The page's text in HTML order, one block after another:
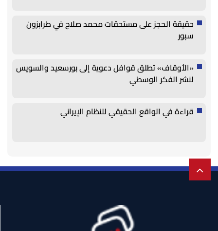
حقيقة الحجز على مستحقات محمد صلاح في طرابزون
سبور
«الأوقاف» تطلق قوافل دعوية إلى بورسعيد والسويس
لنشر الفكر الوسطي
قراءة في الواقع الحقيقي للنظام الإيراني